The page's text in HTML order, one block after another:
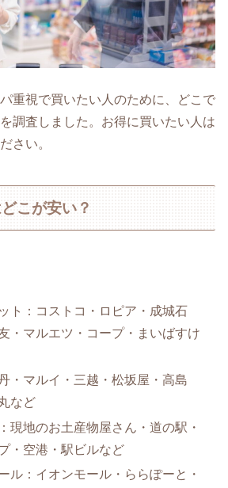
重視で買いたい人のために、どこで
調査しました。お得に買いたい人は
さい。
こが安い？
ト：コストコ・ロピア・成城石
・マルエツ・コープ・まいばすけ
・マルイ・三越・松坂屋・高島
など
現地のお土産物屋さん・道の駅・
・空港・駅ビルなど
ル：イオンモール・ららぽーと・